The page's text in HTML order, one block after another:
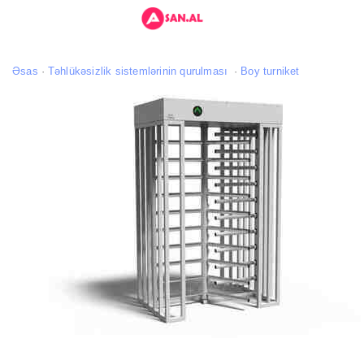
Əsas Təhlükəsizlik sistemlərinin qurulması Boy turniket